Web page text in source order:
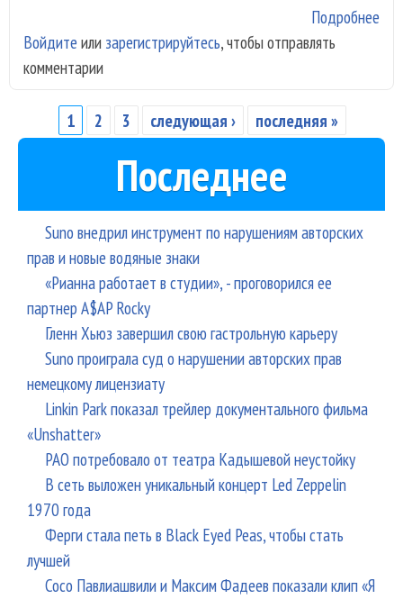
Подробнее
Войдите или зарегистрируйтесь, чтобы отправлять
комментарии
Страницы
1 2 3 следующая › последняя »
Последнее
Suno внедрил инструмент по нарушениям авторских
прав и новые водяные знаки
«Рианна работает в студии», - проговорился ее
партнер A$AP Rocky
Гленн Хьюз завершил свою гастрольную карьеру
Suno проиграла суд о нарушении авторских прав
немецкому лицензиату
Linkin Park показал трейлер документального фильма
«Unshatter»
РАО потребовало от театра Кадышевой неустойку
В сеть выложен уникальный концерт Led Zeppelin
1970 года
Ферги стала петь в Black Eyed Peas, чтобы стать
лучшей
Сосо Павлиашвили и Максим Фадеев показали клип «Я